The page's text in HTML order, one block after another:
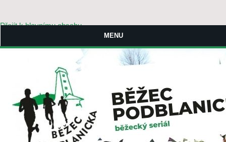
Přejít k hlavnímu obsahu
MENU